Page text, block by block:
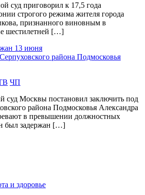
суд приговорил к 17,5 года
строгого режима жителя города
признанного виновным в
шестилетней […]
района Подмосковья
ЧП
суд Москвы постановил заключить под
района Подмосковья Александра
в превышении должностных
был задержан […]
и здоровье